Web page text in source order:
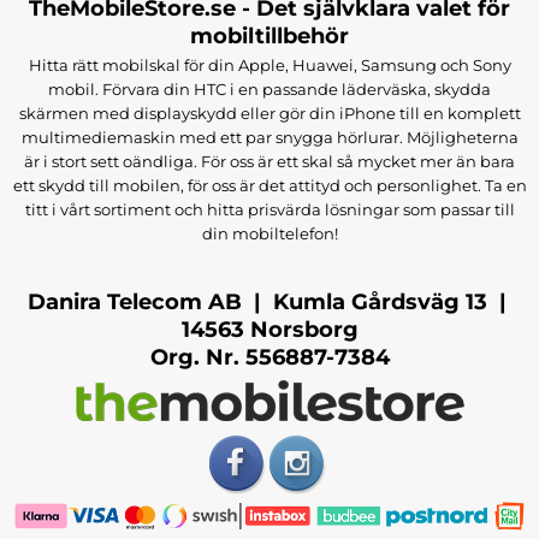
TheMobileStore.se - Det självklara valet för
mobiltillbehör
Hitta rätt mobilskal för din Apple, Huawei, Samsung och Sony
mobil. Förvara din HTC i en passande läderväska, skydda
skärmen med displayskydd eller gör din iPhone till en komplett
multimediemaskin med ett par snygga hörlurar. Möjligheterna
är i stort sett oändliga. För oss är ett skal så mycket mer än bara
ett skydd till mobilen, för oss är det attityd och personlighet. Ta en
titt i vårt sortiment och hitta prisvärda lösningar som passar till
din mobiltelefon!
Danira Telecom AB | Kumla Gårdsväg 13 |
14563 Norsborg
Org. Nr. 556887-7384